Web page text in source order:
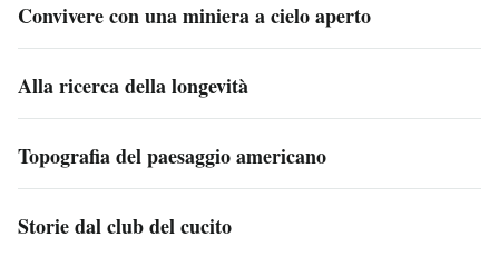
Convivere con una miniera a cielo aperto
Alla ricerca della longevità
Topografia del paesaggio americano
Storie dal club del cucito